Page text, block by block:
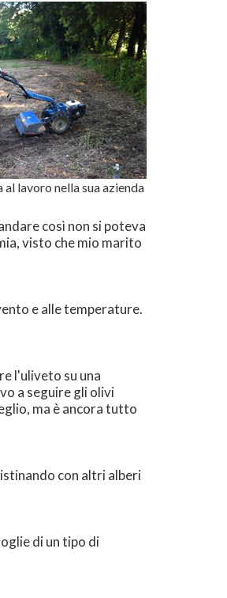
al lavoro nella sua azienda
così non si poteva
visto che mio marito
e alle temperature.
l'uliveto su una
a seguire gli olivi
ma è ancora tutto
con altri alberi
di un tipo di